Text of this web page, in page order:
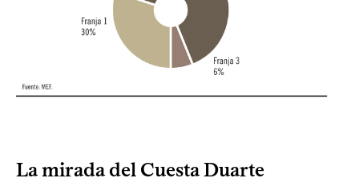
La mirada del Cuesta Duarte